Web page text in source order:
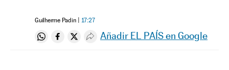
Guilherme Padin 17:27
Compartir en Whatsapp
Compartir en Facebook
Compartir en Twitter
Desplegar Redes Sociales
Añadir EL PAÍS en Google